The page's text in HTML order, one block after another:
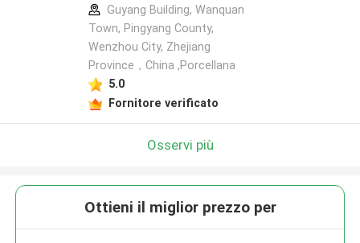
Guyang Building, Wanquan
Town, Pingyang County,
Wenzhou City, Zhejiang
Province，China ,Porcellana
5.0
Fornitore verificato
Osservi più
Ottieni il miglior prezzo per